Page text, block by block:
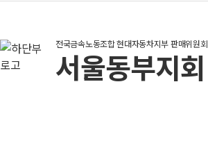
전국금속노동조합 현대자동차지부 판매위원회
서울동부지회